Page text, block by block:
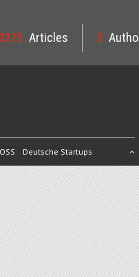
Articles 3
OSS Deutsche Startups